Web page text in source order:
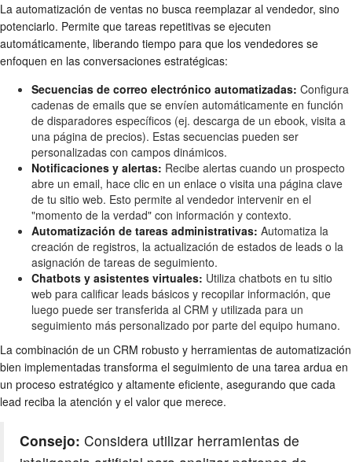
La automatización de ventas no busca reemplazar al vendedor, sino
potenciarlo. Permite que tareas repetitivas se ejecuten
automáticamente, liberando tiempo para que los vendedores se
enfoquen en las conversaciones estratégicas:
Secuencias de correo electrónico automatizadas: Configura
cadenas de emails que se envíen automáticamente en función
de disparadores específicos (ej. descarga de un ebook, visita a
una página de precios). Estas secuencias pueden ser
personalizadas con campos dinámicos.
Notificaciones y alertas: Recibe alertas cuando un prospecto
abre un email, hace clic en un enlace o visita una página clave
de tu sitio web. Esto permite al vendedor intervenir en el
"momento de la verdad" con información y contexto.
Automatización de tareas administrativas: Automatiza la
creación de registros, la actualización de estados de leads o la
asignación de tareas de seguimiento.
Chatbots y asistentes virtuales: Utiliza chatbots en tu sitio
web para calificar leads básicos y recopilar información, que
luego puede ser transferida al CRM y utilizada para un
seguimiento más personalizado por parte del equipo humano.
La combinación de un CRM robusto y herramientas de automatización
bien implementadas transforma el seguimiento de una tarea ardua en
un proceso estratégico y altamente eficiente, asegurando que cada
lead reciba la atención y el valor que merece.
Consejo: Considera utilizar herramientas de